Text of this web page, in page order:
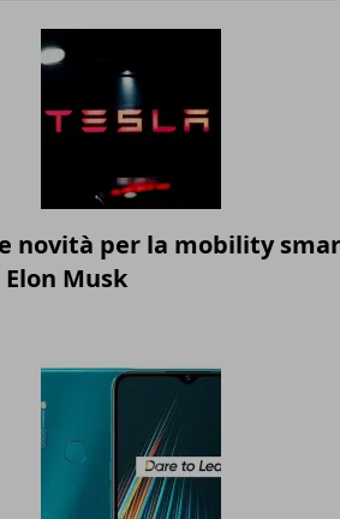
novità per la mobility
Musk